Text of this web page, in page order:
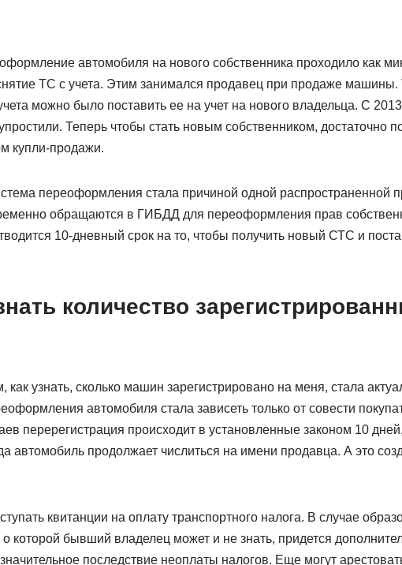
автомобиля на нового собственника проходило как
ТС с учета. Этим занимался продавец при продаже машины.
можно было поставить ее на учет на нового владельца. С
Теперь чтобы стать новым собственником, достаточно
купли-продажи.
переоформления стала причиной одной распространенной
обращаются в ГИБДД для переоформления прав
10-дневный срок на то, чтобы получить новый СТС и
количество
узнать, сколько машин зарегистрировано на меня, стала
автомобиля стала зависеть только от совести
перерегистрация происходит в установленные законом 10
автомобиль продолжает числиться на имени продавца. А это
квитанции на оплату транспортного налога. В случае
которой бывший владелец может и не знать, придется
последствие неоплаты налогов. Еще могут